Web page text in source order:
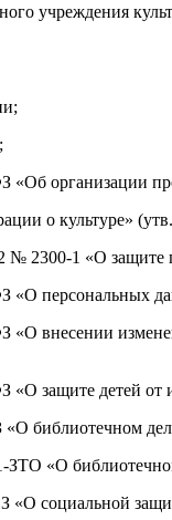
учреждения
организации
о культуре»
№ 2300-1 «О защите
«О персональных
внесении
«О защите детей
библиотечном
ЗТО «О
социальной